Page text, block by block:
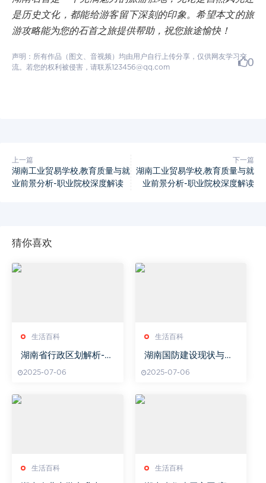
是历史文化，都能给游客留下深刻的印象。希望本文的旅
游攻略能为您的石首之旅提供帮助，祝您旅途愉快！
声明：所有作品（图文、音视频）均由用户自行上传分享，仅供网友学习交
流。若您的权利被侵害，请联系123456@qq.com
0
上一篇
湖南工业贸易学校,教育质量与就
业前景分析-职业院校深度解读
下一篇
湖南工业贸易学校,教育质量与就
业前景分析-职业院校深度解读
猜你喜欢
生活百科
湖南省行政区划解析-湖
2025-07-06
生活百科
湖南国防建设现状与未
防发展
2025-07-06
生活百科 生活百科